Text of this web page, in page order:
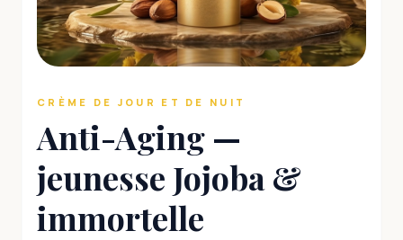
CRÈME DE JOUR ET DE NUIT
Anti-Aging —
jeunesse Jojoba &
immortelle